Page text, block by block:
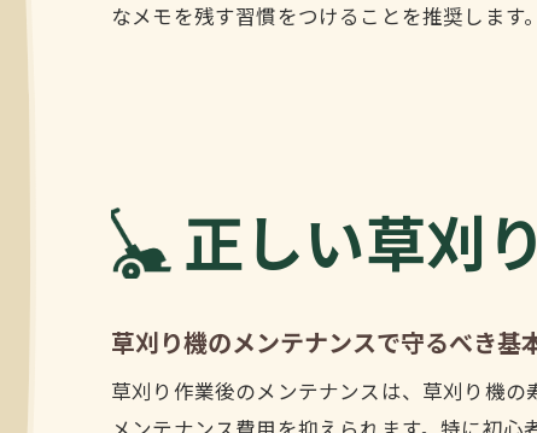
なメモを残す習慣をつけることを推奨しま
正しい草刈
草刈り機のメンテナンスで守るべき基
草刈り作業後のメンテナンスは、草刈り機